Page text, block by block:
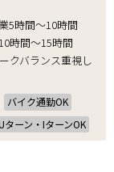
5時間～10時間
時間～15時間
クバランス重視し
バイク通勤OK
ターン・IターンOK